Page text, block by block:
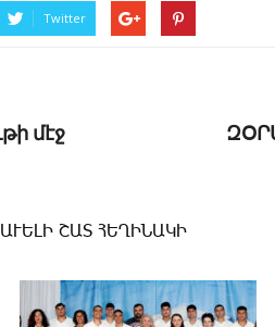
Twitter
մէջ
ԱՒԵԼԻ ՇԱՏ ՀԵՂԻՆԱԿԻ